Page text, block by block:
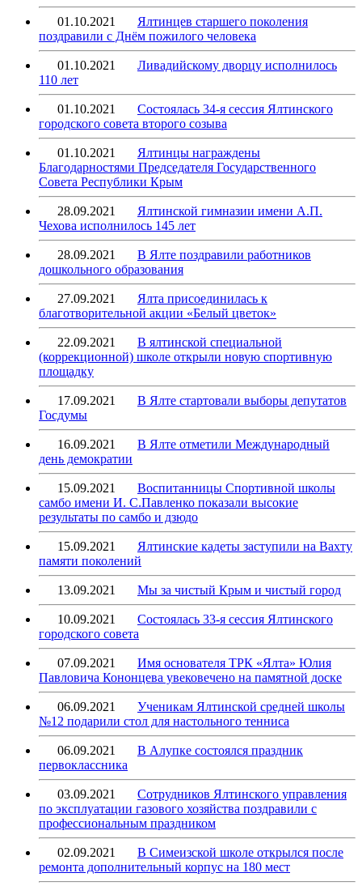
01.10.2021
Ялтинцев старшего поколения
поздравили с Днём пожилого человека
01.10.2021
Ливадийскому дворцу исполнилось
110 лет
01.10.2021
Состоялась 34-я сессия Ялтинского
городского совета второго созыва
01.10.2021
Ялтинцы награждены
Благодарностями Председателя Государственного
Совета Республики Крым
28.09.2021
Ялтинской гимназии имени А.П.
Чехова исполнилось 145 лет
28.09.2021
В Ялте поздравили работников
дошкольного образования
27.09.2021
Ялта присоединилась к
благотворительной акции «Белый цветок»
22.09.2021
В ялтинской специальной
(коррекционной) школе открыли новую спортивную
площадку
17.09.2021
В Ялте стартовали выборы депутатов
Госдумы
16.09.2021
В Ялте отметили Международный
день демократии
15.09.2021
Воспитанницы Спортивной школы
самбо имени И. С.Павленко показали высокие
результаты по самбо и дзюдо
15.09.2021
Ялтинские кадеты заступили на Вахту
памяти поколений
13.09.2021 Мы за чистый Крым и чистый город
10.09.2021
Состоялась 33-я сессия Ялтинского
городского совета
07.09.2021
Имя основателя ТРК «Ялта» Юлия
Павловича Кононцева увековечено на памятной доске
06.09.2021
Ученикам Ялтинской средней школы
№12 подарили стол для настольного тенниса
06.09.2021
В Алупке состоялся праздник
первоклассника
03.09.2021
Сотрудников Ялтинского управления
по эксплуатации газового хозяйства поздравили с
профессиональным праздником
02.09.2021
В Симеизской школе открылся после
ремонта дополнительный корпус на 180 мест